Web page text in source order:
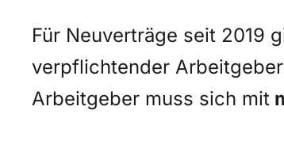
Für Neuverträge seit 2019
verpflichtender
Arbeitgeber muss sich mit